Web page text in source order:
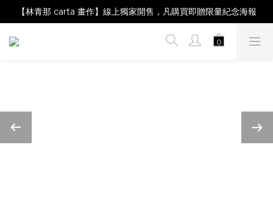
【Magazine B】單筆消費滿NT$2,000，即贈閱讀禮物明信片組
【林青那 carta 畫作】線上獨家開售，凡購買即贈限量紀念海報
【夏日降溫🧊對策單品】系列商品滿額現折 NT$300！